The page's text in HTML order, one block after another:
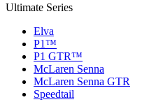
Ultimate Series
Elva
P1™
P1 GTR™
McLaren Senna
McLaren Senna GTR
Speedtail